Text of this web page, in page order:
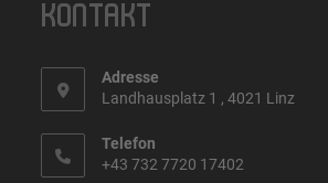
KONTAKT
Adresse
Landhausplatz 1 , 4021 Linz
Telefon
+43 732 7720 17402